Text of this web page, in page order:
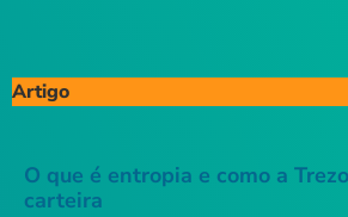
Artigo
O que é entropia e como a
carteira